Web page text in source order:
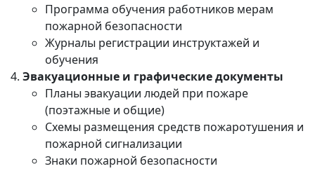
Программа обучения работников мерам
пожарной безопасности
Журналы регистрации инструктажей и
обучения
Эвакуационные и графические документы
Планы эвакуации людей при пожаре
(поэтажные и общие)
Схемы размещения средств пожаротушения и
пожарной сигнализации
Знаки пожарной безопасности